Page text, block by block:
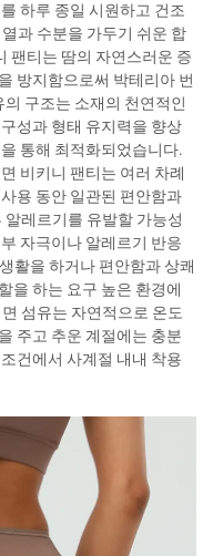
하루 종일 시원하고 건조
과 수분을 가두기 쉬운 합
팬티는 땀의 자연스러운 증
방지함으로써 박테리아 번
구조는 소재의 천연적인
성과 형태 유지력을 향상
통해 최적화되었습니다.
비키니 팬티는 여러 차례
용 동안 일관된 편안함과
레르기를 유발할 가능성
자극이나 알레르기 반응
활을 하거나 편안함과 상쾌
을 하는 요구 높은 환경에
섬유는 자연적으로 온도
주고 추운 계절에는 충분
건에서 사계절 내내 착용